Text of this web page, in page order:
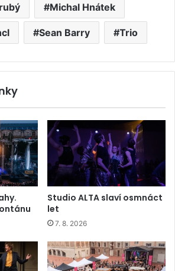
Michal Hnátek
Sean Barry Trio
Studio ALTA slaví osmnáct
let
7. 8. 2026